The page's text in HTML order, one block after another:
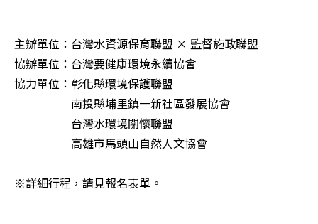
主辦單位：台灣水資源保育聯盟 × 監督施政聯盟
協辦單位：台灣要健康環境永續協會
協力單位：彰化縣環境保護聯盟
南投縣埔里鎮一新社區發展協會
台灣水環境關懷聯盟
高雄市馬頭山自然人文協會
※詳細行程，請見報名表單。